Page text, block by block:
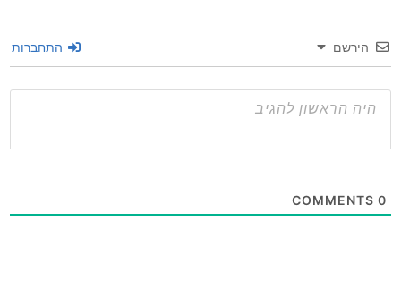
התחברות